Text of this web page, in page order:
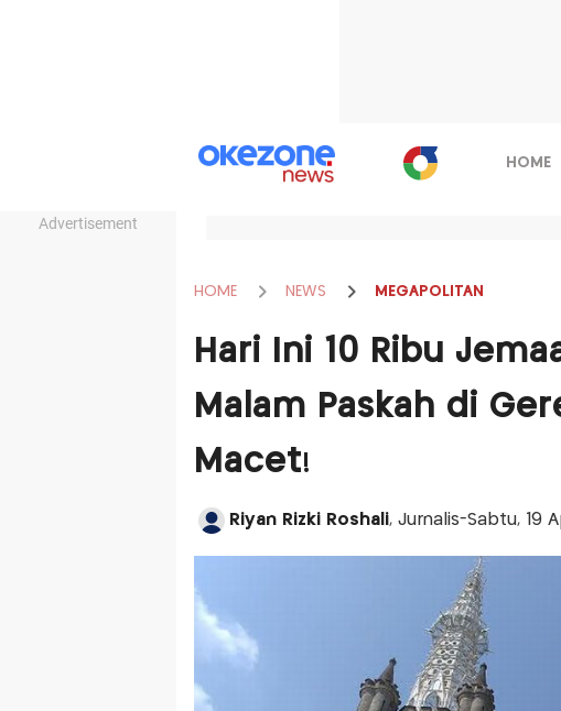
Advertisement
HOME
HOME NEWS MEGAPOLITAN
Hari Ini 10 Ribu
Malam Paskah di
Macet!
Riyan Rizki Roshali, Jurnalis-Sabtu, 19